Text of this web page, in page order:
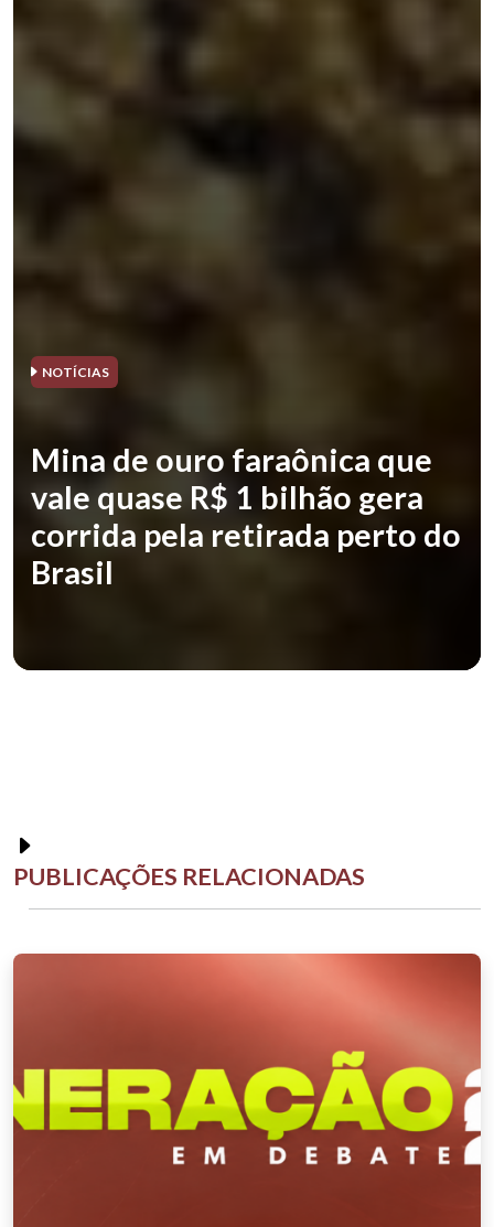
NOTÍCIAS
Mina de ouro faraônica que
vale quase R$ 1 bilhão gera
corrida pela retirada perto do
Brasil
PUBLICAÇÕES RELACIONADAS